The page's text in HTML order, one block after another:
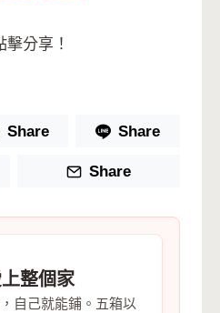
分享！
Share Share
Share
整個家
自己就能鋪。五箱以